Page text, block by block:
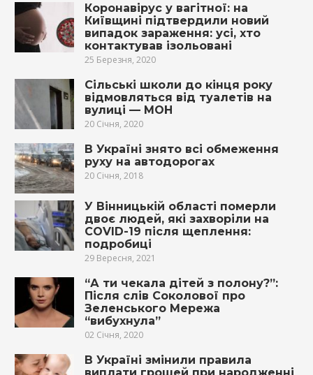
Коронавірус у вагітної: на
Київщині підтвердили новий
випадок зараження: усі, хто
контактував ізольовані
25 Березня, 2020
Сільські школи до кінця року
відмовляться від туалетів на
вулиці — МОН
20 Січня, 2020
В Україні знято всі обмеження
руху на автодорогах
20 Січня, 2018
У Вінницькій області померли
двоє людей, які захворіли на
COVID-19 після щеплення:
подробиці
29 Вересня, 2021
“А ти чекала дітей з полону?”:
Після слів Соколової про
Зеленського Мережа
“вибухнула”
02 Січня, 2020
В Україні змінили правила